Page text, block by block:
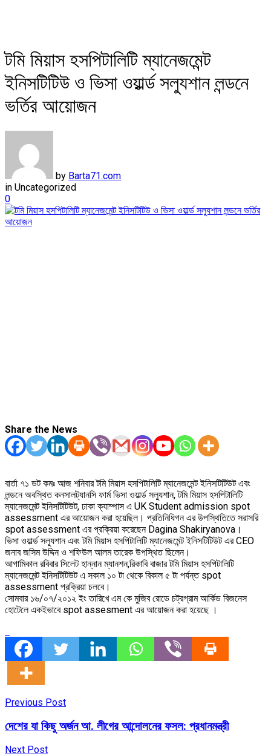
টমি মিয়াস হসপিটালিটি ম্যানেজমেন্ট
ইনিসটিটিউ ও ভিসা ওয়ার্ল্ড সল্যুশান লন্ডনে
ভর্তির আয়োজন
by Barta71.com
in Uncategorized
0
Share the News
বার্তা ৭১ ডট কমঃ আজ শনিবার টমি মিয়াস হসপিটালিটি ম্যানেজমেন্ট ইনিসটিটিউট এবং
লন্ডনে অবস্থিত কনসালট্যানসি ফার্ম ভিসা ওয়ার্ল্ড সল্যুশান, টমি মিয়াস হসপিটালিটি
ম্যানেজমেন্ট ইনিসটিটিউট, ঢাকা ক্যাম্পাস এ UK Student admission spot
assessment এর আয়োজন করা হয়েছিল। প্রতিনিধিগন এর উপস্থিতিতে সরাসরি
spot assessment এর প্রক্রিয়া করেছেন Dagina Shakiryanova।
ভিসা ওয়ার্ল্ড সল্যুশান এবং টমি মিয়াস হসপিটালিটি ম্যানেজমেন্ট ইনিসটিটিউট এর CEO
জনাব জসিম উদ্দিন ও শফিউল আলম তারেক উপস্থিত ছিলেন।
আগামিকাল রবিবার সিলেট হান্নান ম্যানশন,রিকাবি বাজার টমি মিয়াস হসপিটালিটি
ম্যানেজমেন্ট ইনিসটিটিউট এ সকাল ১০ টা থেকে বিকাল ৫ টা পর্যন্ত spot
assessment প্রক্রিয়া চলবে।
সোমবার ১৬/০৭/২০১২ ইং তারিখে এম কে মুজিব রোডে চট্রগ্রাম আর্কিড বিজনেস
হোটেলে একইভাবে spot assesment এর আয়োজন করা হয়েছে ।
Previous Post
দেশের যা কিছু অর্জন আ. লীগের আন্দোলনের ফসল: প্রধানমন্ত্রী
Next Post